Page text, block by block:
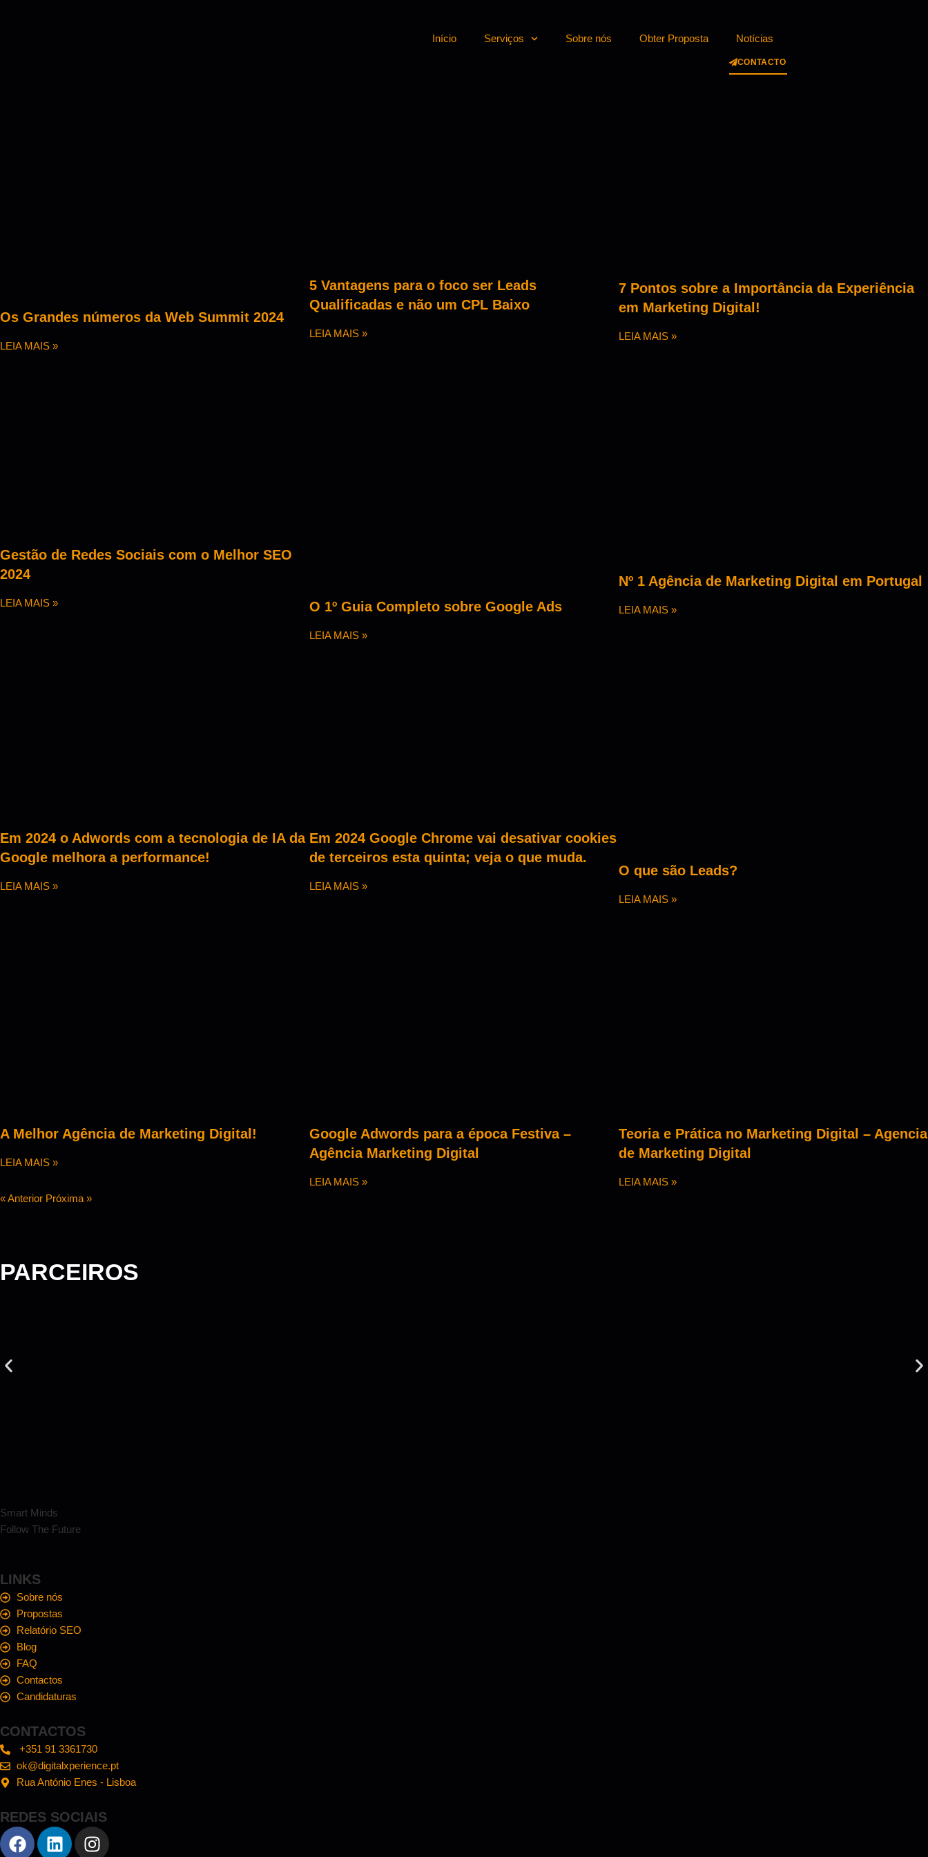
Início Serviços Sobre nós Obter Proposta Notícias
CONTACTO
Os Grandes números da Web Summit 2024
LEIA MAIS »
5 Vantagens para o foco ser Leads
Qualificadas e não um CPL Baixo
LEIA MAIS »
7 Pontos sobre a Importância da Experiência
em Marketing Digital!
LEIA MAIS »
Gestão de Redes Sociais com o Melhor SEO
2024
LEIA MAIS » O 1º Guia Completo sobre Google Ads
LEIA MAIS »
Nº 1 Agência de Marketing Digital em Portugal
LEIA MAIS »
Em 2024 o Adwords com a tecnologia de IA da
Google melhora a performance!
LEIA MAIS »
Em 2024 Google Chrome vai desativar cookies
de terceiros esta quinta; veja o que muda.
LEIA MAIS »
O que são Leads?
LEIA MAIS »
A Melhor Agência de Marketing Digital!
LEIA MAIS »
Google Adwords para a época Festiva –
Agência Marketing Digital
LEIA MAIS »
Teoria e Prática no Marketing Digital – Agencia
de Marketing Digital
LEIA MAIS »
« Anterior Próxima »
PARCEIROS
Smart Minds
Follow The Future
LINKS
Sobre nós
Propostas
Relatório SEO
Blog
FAQ
Contactos
Candidaturas
CONTACTOS
+351 91 3361730
ok@digitalxperience.pt
Rua António Enes - Lisboa
REDES SOCIAIS